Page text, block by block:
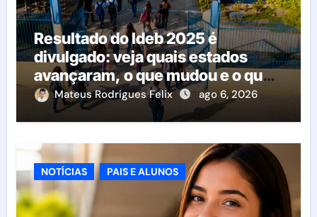
Resultado do Ideb 2025 é
divulgado: veja quais estados
avançaram, o que mudou e o que
esperar da educação brasileira
Mateus Rodrigues Felix ago 6, 2026
NOTÍCIAS PAIS E ALUNOS